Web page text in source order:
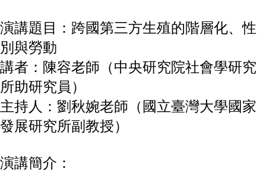
所
簡
介
本
所
成
員
博
班
演講題目：跨國第三方生殖的階層化、性
別與勞動
講者：陳容老師（中央研究院社會學研究
所助研究員）
主持人：劉秋婉老師（國立臺灣大學國家
發展研究所副教授）
演講簡介：